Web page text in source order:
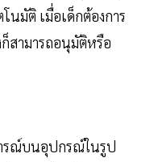
นมัติ เมื่อเด็กต้องการ
สามารถอนุมัติหรือ
รณ์บนอุปกรณ์ในรูป